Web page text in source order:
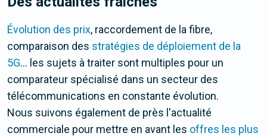
Évolution des prix, raccordement de la fibre,
comparaison des stratégies de déploiement de la
5G... les sujets à traiter sont multiples pour un
comparateur spécialisé dans un secteur des
télécommunications en constante évolution.
Nous suivons également de près l'actualité
commerciale pour mettre en avant les offres les plus